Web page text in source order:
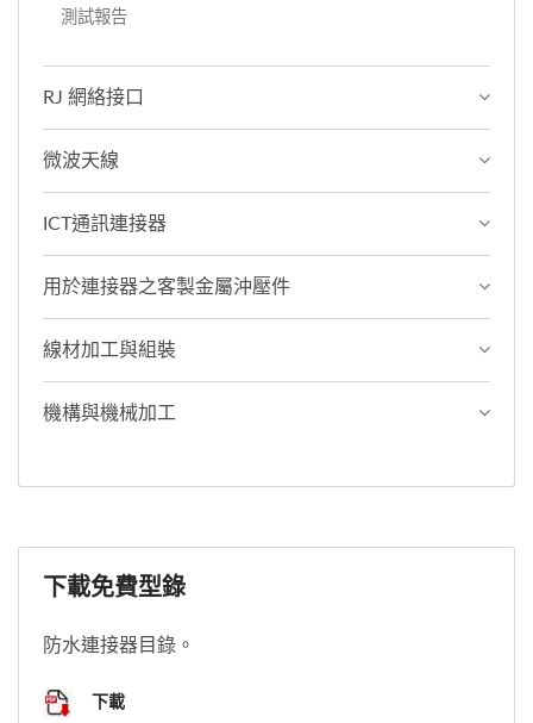
測試報告
RJ 網絡接口
微波天線
ICT通訊連接器
用於連接器之客製金屬沖壓件
線材加工與組裝
機構與機械加工
下載免費型錄
防水連接器目錄。
下載